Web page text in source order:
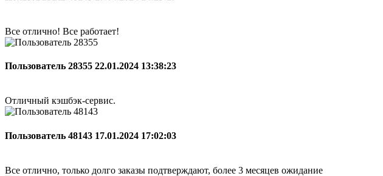
Все отлично! Все работает!
Пользователь 28355 22.01.2024 13:38:23
Отличный кэшбэк-сервис.
Пользователь 48143 17.01.2024 17:02:03
Все отлично, только долго заказы подтверждают, более 3 месяцев ожидание